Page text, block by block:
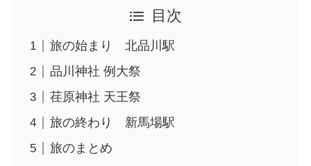
目次
旅の始まり 北品川駅
品川神社 例大祭
荏原神社 天王祭
旅の終わり 新馬場駅
旅のまとめ